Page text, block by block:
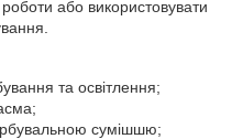
роботи або використовувати
та освітлення;
сумішшю;